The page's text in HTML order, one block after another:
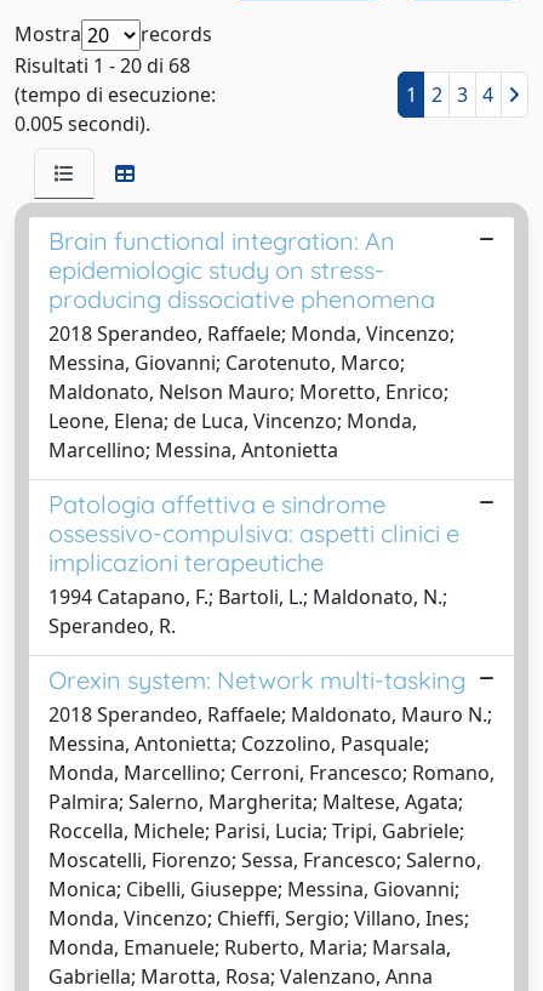
Mostra
records
Risultati 1 - 20 di 68
(tempo di esecuzione:
0.005 secondi).
1 2 3 4
Brain functional integration: An
epidemiologic study on stress-
producing dissociative phenomena
2018 Sperandeo, Raffaele; Monda, Vincenzo;
Messina, Giovanni; Carotenuto, Marco;
Maldonato, Nelson Mauro; Moretto, Enrico;
Leone, Elena; de Luca, Vincenzo; Monda,
Marcellino; Messina, Antonietta
Patologia affettiva e sindrome
ossessivo-compulsiva: aspetti clinici e
implicazioni terapeutiche
1994 Catapano, F.; Bartoli, L.; Maldonato, N.;
Sperandeo, R.
Orexin system: Network multi-tasking
2018 Sperandeo, Raffaele; Maldonato, Mauro N.;
Messina, Antonietta; Cozzolino, Pasquale;
Monda, Marcellino; Cerroni, Francesco; Romano,
Palmira; Salerno, Margherita; Maltese, Agata;
Roccella, Michele; Parisi, Lucia; Tripi, Gabriele;
Moscatelli, Fiorenzo; Sessa, Francesco; Salerno,
Monica; Cibelli, Giuseppe; Messina, Giovanni;
Monda, Vincenzo; Chieffi, Sergio; Villano, Ines;
Monda, Emanuele; Ruberto, Maria; Marsala,
Gabriella; Marotta, Rosa; Valenzano, Anna